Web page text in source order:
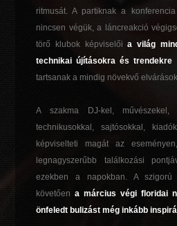
ritmusát. A partiknak a
nincsen végük, a láncreakció
törő klubok képviselői a világ
technikai újításokra és trendekre
tartsanak a mindig növekvő
A szakma DJ-kel, művészekel,
technikusokkal, sajtósokkal,
képviselteti magát az
legnagyszerűbb találkozási
ezekben a napokban. A szigorú
követőena március végi floridai
önfeledt bulizást még inkább